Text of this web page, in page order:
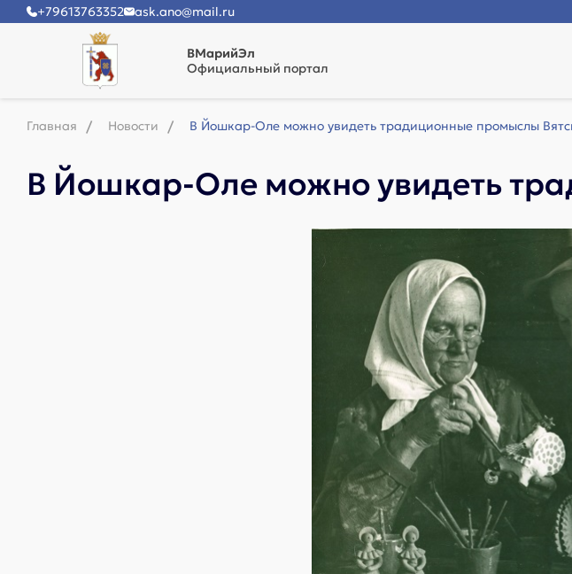
+79613763352 ask.ano@mail.ru
ВМарийЭл
Официальный портал
Главная Новости В Йошкар-Оле можно увидеть традиционные промыслы
В Йошкар-Оле можно увидеть